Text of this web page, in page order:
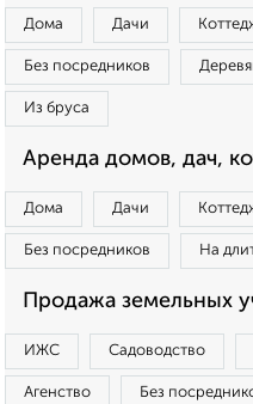
Дома Дачи
Без посредников
Из бруса
Аренда домов, дач,
Дома Дачи
Без посредников На
Продажа земельных
ИЖС Садоводство
Агенство Без